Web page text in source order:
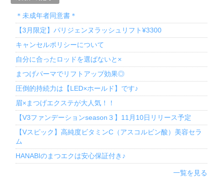
＊未成年者同意書＊
【3月限定】パリジェンヌラッシュリフト¥3300
キャンセルポリシーについて
自分に合ったロッドを選ばないと×
まつげパーマでリフトアップ効果◎
圧倒的持続力は【LED×ホールド】です♪
眉×まつげエクステが大人気！！
【V3ファンデーションseason３】11月10日リリース予定
【Vスピック】高純度ビタミンC（アスコルビン酸）美容セラ
ム
HANABIのまつエクは安心保証付き♪
一覧を見る